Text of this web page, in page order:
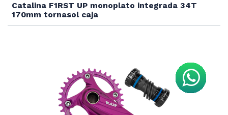
Catalina F1RST UP monoplato integrada 34T
170mm tornasol caja